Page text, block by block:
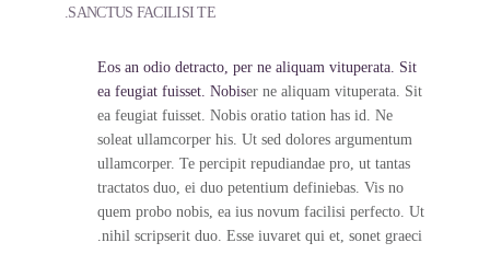
SANCTUS FACILISI TE.
Eos an odio detracto, per ne aliquam vituperata. Sit
ea feugiat fuisset. Nobiser ne aliquam vituperata. Sit
ea feugiat fuisset. Nobis oratio tation has id. Ne
soleat ullamcorper his. Ut sed dolores argumentum
ullamcorper. Te percipit repudiandae pro, ut tantas
tractatos duo, ei duo petentium definiebas. Vis no
quem probo nobis, ea ius novum facilisi perfecto. Ut
nihil scripserit duo. Esse iuvaret qui et, sonet graeci.